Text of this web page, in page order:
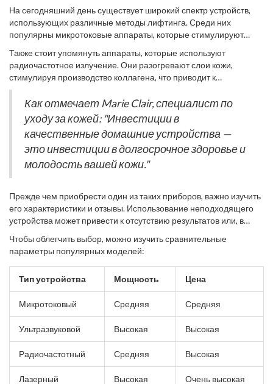
достичь профессиональных результатов, не выходя из дома.
Эти гаджеты не только экономят время и деньги, но и дают
пользователю возможность контролировать процесс и частоту
проведения процедур, что зачастую невозможно в салонах.
На сегодняшний день существует широкий спектр устройств,
использующих различные методы лифтинга. Среди них
популярны микротоковые аппараты, которые стимулируют
подтяжки.Ультразвуковые аппаратыактивно используют
колебания высокой частоты для проникновения в более
глубокие слои кожи, что повышает её упругость и плотность. В
обычно обладают меньшей мощностью, но это не делает их
менее эффективными при регулярном использовании.
Также стоит упомянуть аппараты, которые используют
радиочастотное излучение. Они разогревают слои кожи,
стимулируя производство коллагена, что приводит к
естественной подтяжке. Технология лазерного лифтинга,
применяемая в более дорогих гаджетах, также нашла своё
место среди домашних приборов, предлагая пользователям
действенные решения для выравнивания текстуры и тона кожи.
Как отмечает Marie Clair, специалист по
уходу за кожей: "Инвестиции в
качественные домашние устройства —
это инвестиции в долгосрочное здоровье и
молодость вашей кожи."
Прежде чем приобрести один из таких приборов, важно изучить
его характеристики и отзывы. Использование неподходящего
устройства может привести к отсутствию результатов или, в
консистентность — ключ к успеху. Многие производители
советуют использовать аппараты как минимум два-три раза в
неделю для достижения видимого эффекта.
Чтобы облегчить выбор, можно изучить сравнительные
параметры популярных моделей:
Тип устройства Мощность Цена
Микротоковый Средняя Средняя
Ультразвуковой Высокая Высокая
Радиочастотный Средняя Высокая
Лазерный Высокая Очень высокая